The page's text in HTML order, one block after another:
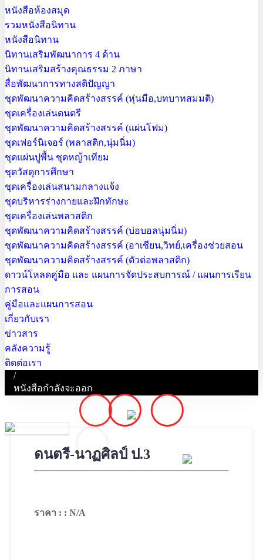
หนังสือห้องสมุด
รวมหนังสือนิทาน
หนังสือนิทาน
นิทานเสริมพัฒนาการ 4 ด้าน
นิทานเสริมสร้างคุณธรรม 2 ภาษา
สื่อพัฒนาการทางสติปัญญา
ชุดพัฒนาความคิดสร้างสรรค์ (หุ่นมือ,บทบาทสมมติ)
ชุดเครื่องเล่นดนตรี
ชุดพัฒนาความคิดสร้างสรรค์ (แผ่นโฟม)
ชุดเฟอร์นิเจอร์ (พลาสติก,นุ่มนิ่ม)
ชุดแผ่นปูพื้น ชุดหญ้าเทียม
ชุดวัสดุการศึกษา
ชุดเครื่องเล่นสนามกลางแจ้ง
ชุดบริหารร่างกายและฝึกทักษะ
ชุดเครื่องเล่นพลาสติก
ชุดพัฒนาความคิดสร้างสรรค์ (บ่อบอลนุ่มนิ่ม)
ชุดพัฒนาความคิดสร้างสรรค์ (อาเซียน,วิทย์,เครื่องช่วยสอน
ชุดพัฒนาความคิดสร้างสรรค์ (ตัวต่อพลาสติก)
ดาวน์โหลดคู่มือ และ แผนการจัดประสบการณ์ / แผนการเรียน
การสอน
คู่มือและแผนการสอน
เกี่ยวกับเรา
ข่าวสาร
คลังความรู้
ติดต่อเรา
/
หนังสือกำลังจะออก
ดนตรี-นาฏศิลป์ ป.3
ราคา : : N/A